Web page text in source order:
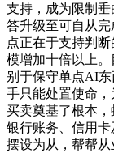
支持，成为限制
答升级至可自从
点正在于支持判
模增加十倍以上
别于保守单点AI
手只能处置使命
买卖奠基了根本，
银行账务、信用
摆设为从，帮帮